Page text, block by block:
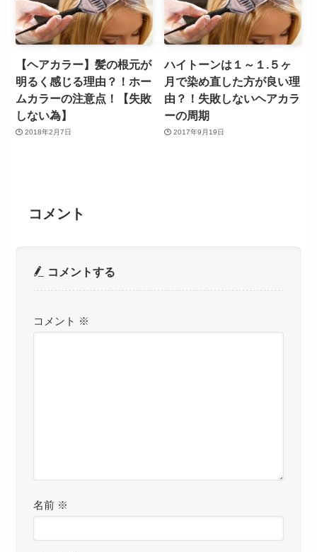
【ヘアカラー】髪の根元が
明るく感じる理由？！ホー
ムカラーの注意点！【失敗
しない為】
2018年2月7日
ハイトーンは１～１.５ヶ
月で染め直した方が良い理
由？！失敗しないヘアカラ
ーの周期
2017年9月19日
コメント
コメントする
コメント ※
名前 ※